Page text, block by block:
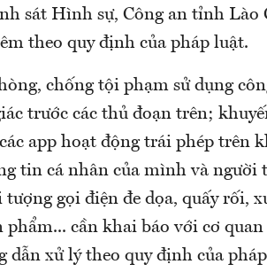
sát Hình sự, Công an tỉnh Lào
theo quy định của pháp luật.
chống tội phạm sử dụng
trước các thủ đoạn trên;
app hoạt động trái phép trên
tin cá nhân của mình và người
gọi điện đe dọa, quấy rối,
cần khai báo với cơ
dẫn xử lý theo quy định của